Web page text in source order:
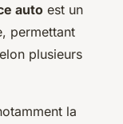
auto est un
permettant
plusieurs
la